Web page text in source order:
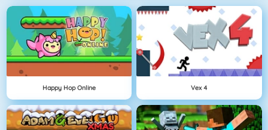
Happy Hop Online Vex 4